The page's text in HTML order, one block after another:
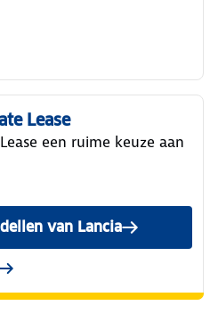
Lease
een ruime keuze aan
van Lancia